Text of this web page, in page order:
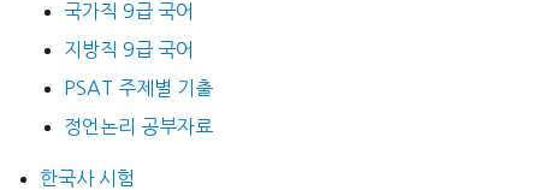
국가직 9급 국어
지방직 9급 국어
PSAT 주제별 기출
정언논리 공부자료
한국사 시험